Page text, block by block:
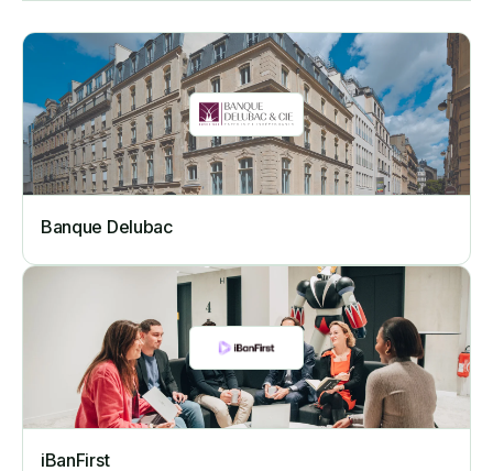
Banque Delubac
iBanFirst